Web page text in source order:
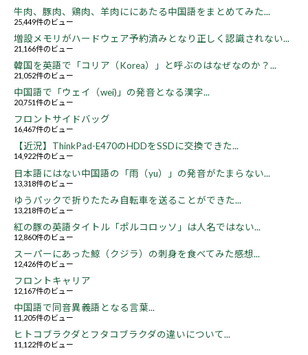
牛肉、豚肉、鶏肉、羊肉ににあたる中国語をまとめてみた...
25,449件のビュー
増設メモリがハードウェア予約済みとなり正しく認識されない...
21,166件のビュー
韓国を英語で「コリア（Korea）」と呼ぶのはなぜなのか？...
21,052件のビュー
中国語で「ウェイ（wei)」の発音となる漢字...
20,751件のビュー
フロントサイドバッグ
16,467件のビュー
【近況】ThinkPad-E470のHDDをSSDに交換できた...
14,922件のビュー
日本語にはない中国語の「雨（yu）」の発音がたまらない...
13,318件のビュー
ゆうパックで折りたたみ自転車を送ることができた...
13,218件のビュー
紅の豚の英語タイトル「ポルコロッソ」は人名ではない...
12,860件のビュー
スーパーにあった鯨（クジラ）の刺身を食べてみた感想...
12,426件のビュー
フロントキャリア
12,167件のビュー
中国語で同音異義語となる言葉...
11,205件のビュー
ヒトコブラクダとフタコブラクダの違いについて...
11,122件のビュー